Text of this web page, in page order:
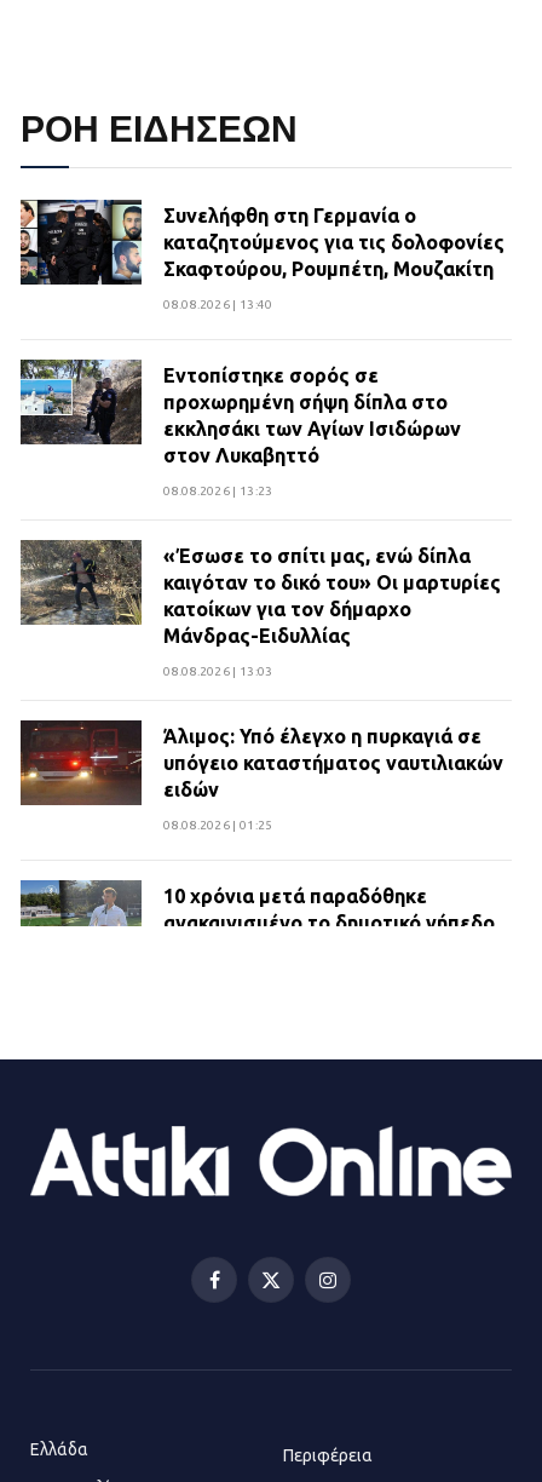
ΡΟΗ ΕΙΔΗΣΕΩΝ
Συνελήφθη στη Γερμανία ο
καταζητούμενος για τις δολοφονίες
Σκαφτούρου, Ρουμπέτη, Μουζακίτη
08.08.2026 | 13:40
Εντοπίστηκε σορός σε
προχωρημένη σήψη δίπλα στο
εκκλησάκι των Αγίων Ισιδώρων
στον Λυκαβηττό
08.08.2026 | 13:23
«Έσωσε το σπίτι μας, ενώ δίπλα
καιγόταν το δικό του» Οι μαρτυρίες
κατοίκων για τον δήμαρχο
Μάνδρας-Ειδυλλίας
08.08.2026 | 13:03
Άλιμος: Υπό έλεγχο η πυρκαγιά σε
υπόγειο καταστήματος ναυτιλιακών
ειδών
08.08.2026 | 01:25
10 χρόνια μετά παραδόθηκε
ανακαινισμένο το δημοτικό γήπεδο
ΔΗΜΟΣ ΜΑΝΔΡΑΣ ΕΙΔΥΛΛΙΑΣ:
23.07.2026 | 14:58
Πολυχώρο ΙΡΙΣ
21.07.2026 | 14:01
Πώς έγινε η επίθεση στους δύο
Facebook
X
Instagram
Ελλάδα
Περιφέρεια